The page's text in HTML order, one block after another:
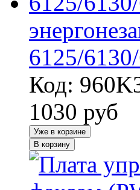
6125/
Код:
1030 руб
Уже в корзине
В корзину